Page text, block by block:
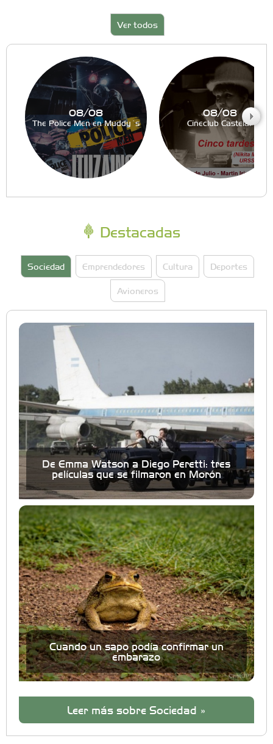
Ver todos
08/08
The Police Men en Muddy´s
08/08
Cineclub Castelar
Destacadas
Sociedad Emprendedores Cultura Deportes
Avioneros
De Emma Watson a Diego Peretti: tres
películas que se filmaron en Morón
Cuando un sapo podía confirmar un
embarazo
Leer más sobre Sociedad »